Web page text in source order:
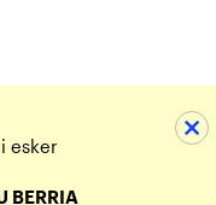
esker
BERRIA